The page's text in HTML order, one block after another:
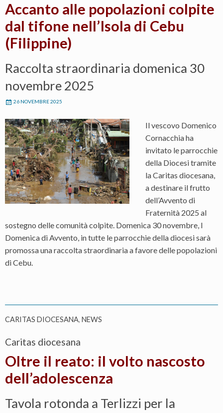
Accanto alle popolazioni colpite
dal tifone nell’Isola di Cebu
(Filippine)
Raccolta straordinaria domenica 30
novembre 2025
26 NOVEMBRE 2025
Il vescovo Domenico
Cornacchia ha
invitato le parrocchie
della Diocesi tramite
la Caritas diocesana,
a destinare il frutto
dell’Avvento di
Fraternità 2025 al
sostegno delle comunità colpite. Domenica 30 novembre, I
Domenica di Avvento, in tutte le parrocchie della diocesi sarà
promossa una raccolta straordinaria a favore delle popolazioni
di Cebu.
CARITAS DIOCESANA, NEWS
Caritas diocesana
Oltre il reato: il volto nascosto
dell’adolescenza
Tavola rotonda a Terlizzi per la